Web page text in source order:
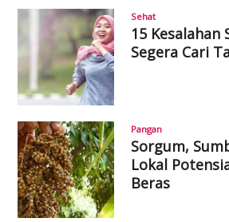
Sehat
15 Kesalahan
Segera Cari
Pangan
Sorgum,
Lokal
Beras